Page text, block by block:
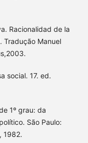
Racionalidad de la
Tradução Manuel
social. 17. ed.
1º grau: da
São Paulo:
1982.